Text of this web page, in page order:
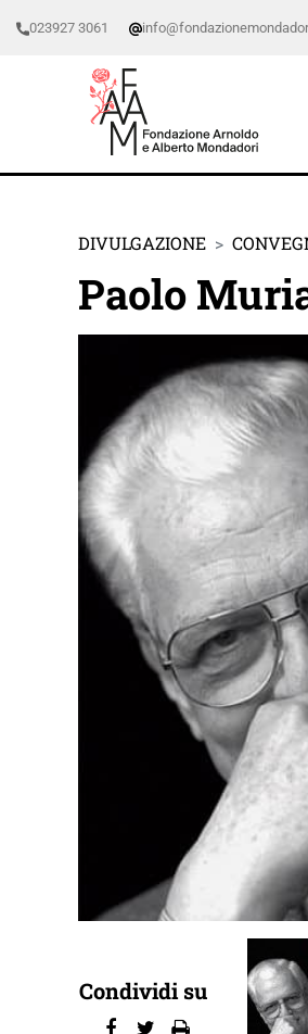
023927 3061
DIVULGAZIONE
Paolo
Condividi su